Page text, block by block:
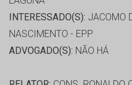
INTERESSADO(S): JACOMO
NASCIMENTO - EPP
ADVOGADO(S): NÃO HÁ